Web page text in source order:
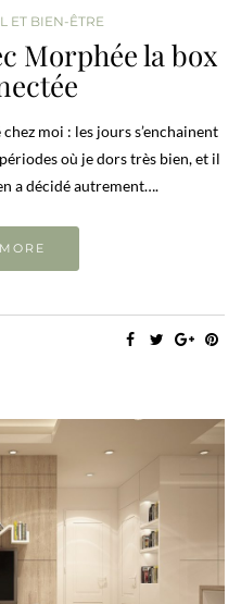
ET BIEN-ÊTRE
Morphée la box
moi : les jours s’enchainent
où je dors très bien, et il
a décidé autrement….